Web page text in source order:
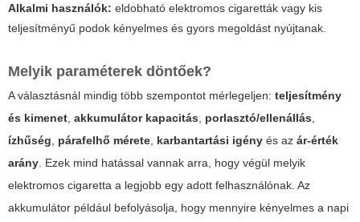
Alkalmi használók: eldobható elektromos cigaretták vagy kis
teljesítményű podok kényelmes és gyors megoldást nyújtanak.
Melyik paraméterek döntőek?
A választásnál mindig több szempontot mérlegeljen: teljesítmény
és kimenet akkumulátor kapacitás porlasztó/ellenállás
ízhűség
párafelhő mérete karbantartási igény és az ár-érték
arány . Ezek mind hatással vannak arra, hogy végül melyik
elektromos cigaretta a legjobb egy adott felhasználónak. Az
akkumulátor például befolyásolja, hogy mennyire kényelmes a napi